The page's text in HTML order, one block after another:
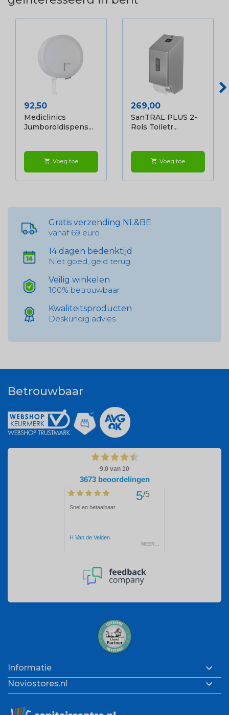
Prijs
92,50
Mediclinics
Jumboroldispens...
shopping_cart Voeg toe
Prijs
269,00
SanTRAL PLUS 2-
Rols Toiletr...
shopping_cart Voeg toe
Gratis verzending NL&BE
vanaf 69 euro
14 dagen bedenktijd
Niet goed, geld terug
Veilig winkelen
100% betrouwbaar
Kwaliteitsproducten
Deskundig advies
Betrouwbaar
Informatie 
Noviostores.nl 